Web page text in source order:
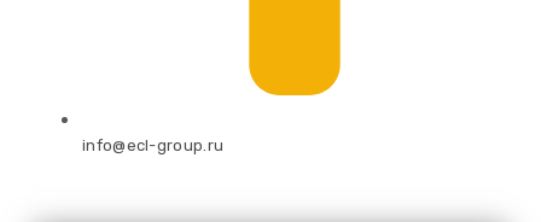
info@ecl-group.ru